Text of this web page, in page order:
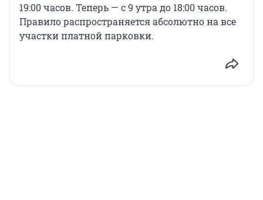
19:00 часов. Теперь — с 9 утра до 18:00 часов.
Правило распространяется абсолютно на все
участки платной парковки.